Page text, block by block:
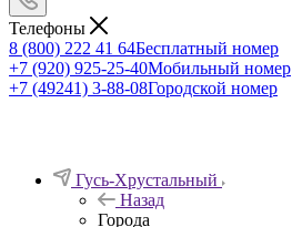
Телефоны
8 (800) 222 41 64Бесплатный номер
+7 (920) 925-25-40Мобильный номер
+7 (49241) 3-88-08Городской номер
Гусь-Хрустальный
Назад
Города